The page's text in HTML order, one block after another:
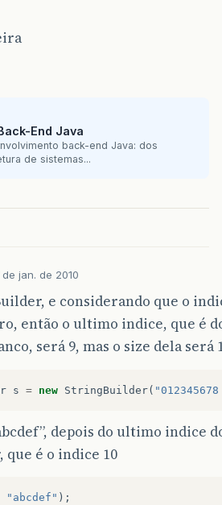
End Java
back-end Java: dos
de sistemas...
de jan. de 2010
e considerando que o
então o ultimo indice, que é
será 9, mas o size dela será
s = new StringBuilder(
depois do ultimo indice
é o indice 10
"abcdef" );